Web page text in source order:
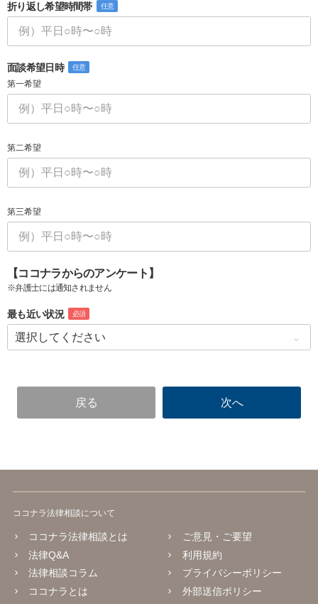
折り返し希望時間帯 任意
面談希望日時 任意
第一希望
第二希望
第三希望
【ココナラからのアンケート】
※弁護士には通知されません
最も近い状況 必須
ココナラ法律相談について
ココナラ法律相談とは
法律Q&A
法律相談コラム
ココナラとは
ご意見・ご要望
利用規約
プライバシーポリシー
外部送信ポリシー